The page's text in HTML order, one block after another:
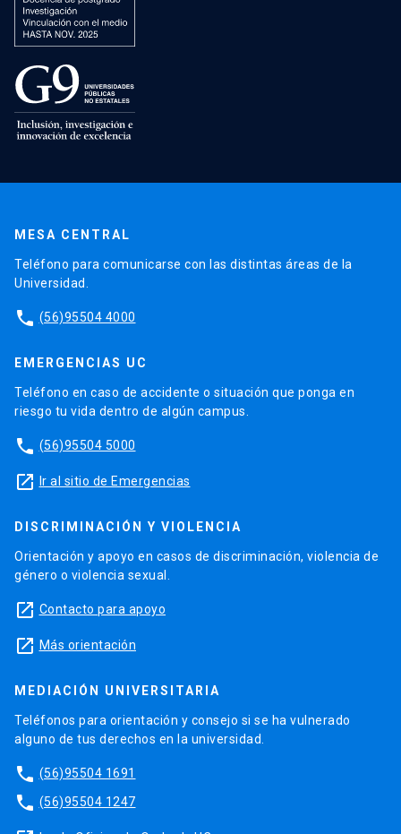
MESA CENTRAL
Teléfono para comunicarse con las distintas áreas de la
Universidad.
phone (56)95504 4000
EMERGENCIAS UC
Teléfono en caso de accidente o situación que ponga en
riesgo tu vida dentro de algún campus.
phone (56)95504 5000
launch Ir al sitio de Emergencias
DISCRIMINACIÓN Y VIOLENCIA
Orientación y apoyo en casos de discriminación, violencia de
género o violencia sexual.
launch Contacto para apoyo
launch Más orientación
MEDIACIÓN UNIVERSITARIA
Teléfonos para orientación y consejo si se ha vulnerado
alguno de tus derechos en la universidad.
phone (56)95504 1691
phone (56)95504 1247